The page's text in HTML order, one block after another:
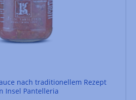
nach traditionellem Rezept
Insel Pantelleria